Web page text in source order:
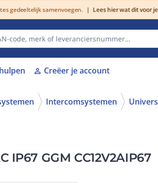
gedeeltelijk samenvoegen. | Lees hier wat dit voor
person Creëer je account
Intercomsystemen
GGM CC12V2AIP67